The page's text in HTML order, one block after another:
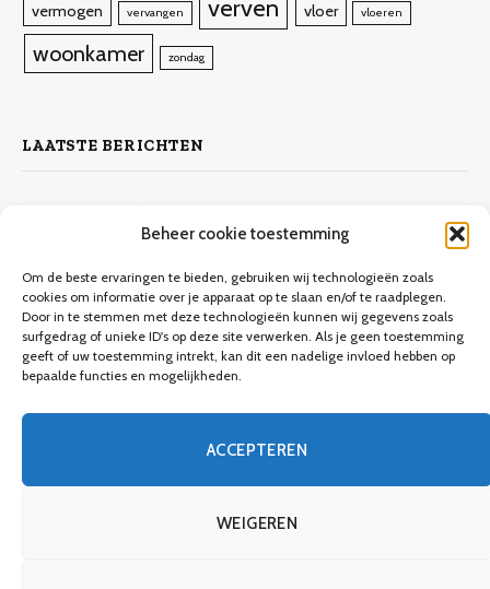
Beheer cookie toestemming
Om de beste ervaringen te bieden, gebruiken wij technologieën zoals
cookies om informatie over je apparaat op te slaan en/of te raadplegen.
Door in te stemmen met deze technologieën kunnen wij gegevens zoals
surfgedrag of unieke ID's op deze site verwerken. Als je geen toestemming
geeft of uw toestemming intrekt, kan dit een nadelige invloed hebben op
bepaalde functies en mogelijkheden.
ACCEPTEREN
WEIGEREN
vermogen vervangen verven vloer vloeren
woonkamer zondag
LAATSTE BERICHTEN
Keuken verbouwen op een budget
9 december 2023 9.706Views
Een gids voor meubels verven